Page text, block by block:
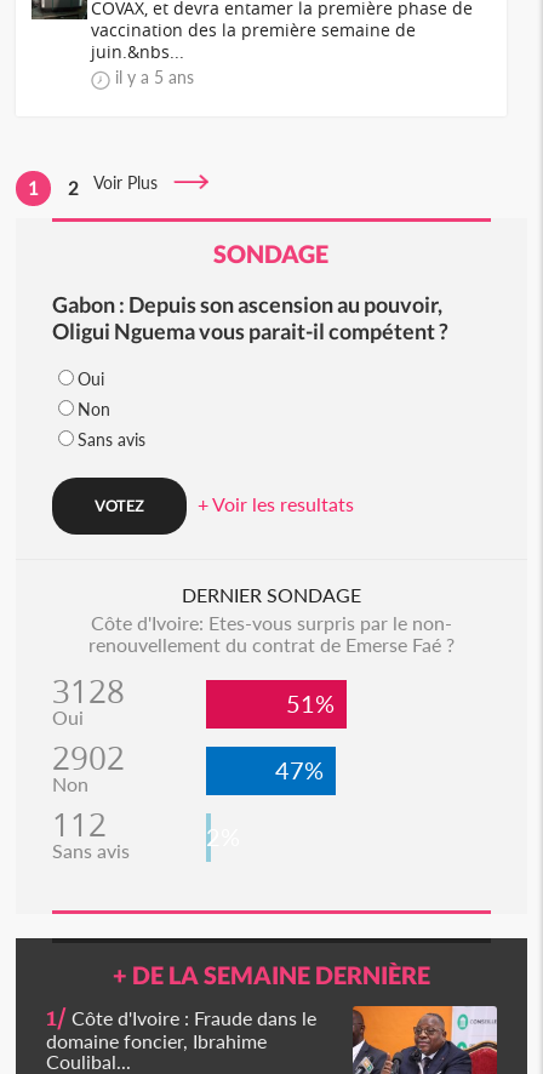
COVAX, et devra entamer la première phase de
vaccination des la première semaine de
juin.&nbs...
il y a 5 ans
1 2 Voir Plus
SONDAGE
Gabon : Depuis son ascension au pouvoir,
Oligui Nguema vous parait-il compétent ?
Oui
Non
Sans avis
+ Voir les resultats
DERNIER SONDAGE
Côte d'Ivoire: Etes-vous surpris par le non-
renouvellement du contrat de Emerse Faé ?
3128
Oui 51%
2902
Non 47%
112
Sans avis 2%
+ DE LA SEMAINE DERNIÈRE
1/ Côte d'Ivoire : Fraude dans le
domaine foncier, Ibrahime
Coulibal...